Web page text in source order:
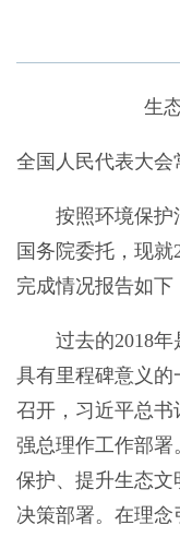
生
全国人民代表大会
按照环境保护
国务院委托，现
完成情况报告如下
过去的2018年
具有里程碑意义的
召开，习近平总
强总理作工作部
保护、提升生态
决策部署。在理